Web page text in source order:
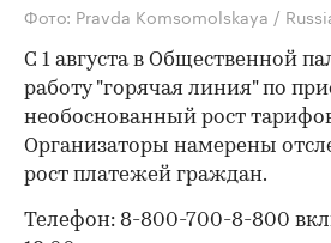
Фото: Pravda Komsomolskaya /
С 1 августа в Общественной
работу "горячая линия" по
необоснованный рост
Организаторы намерены
рост платежей граждан.
Телефон: 8-800-700-8-800